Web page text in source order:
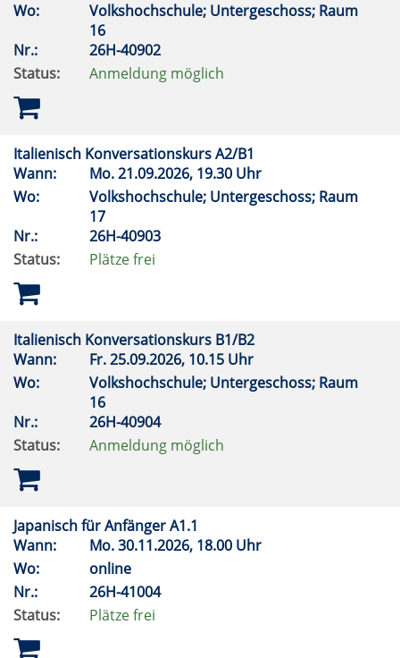
Wo:
Volkshochschule; Untergeschoss; Raum
16
Nr.:
26H-40902
Status:
Anmeldung möglich
Italienisch Konversationskurs A2/B1
Wann:
Mo.21.09.2026, 19.30 Uhr
Wo:
Volkshochschule; Untergeschoss; Raum
17
Nr.:
26H-40903
Status:
Plätze frei
Italienisch Konversationskurs B1/B2
Wann:
Fr.25.09.2026, 10.15 Uhr
Wo:
Volkshochschule; Untergeschoss; Raum
16
Nr.:
26H-40904
Status:
Anmeldung möglich
Japanisch für Anfänger A1.1
Wann:
Mo.30.11.2026, 18.00 Uhr
Wo:
online
Nr.:
26H-41004
Status:
Plätze frei